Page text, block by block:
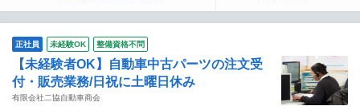
正社員 未経験OK 整備資格不問
【未経験者OK】自動車中古パーツの注文受
付・販売業務/日祝に土曜日休み
有限会社二協自動車商会